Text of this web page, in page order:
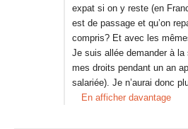
expat si on y reste (en
est de passage et qu’on
compris? Et avec les
Je suis allée demander à
mes droits pendant un an
salariée). Je n’aurai donc
En afficher davantage